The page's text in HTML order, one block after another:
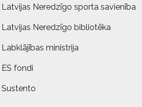
Latvijas Neredzīgo sporta savienība
Latvijas Neredzīgo bibliotēka
Labklājības ministrija
ES fondi
Sustento